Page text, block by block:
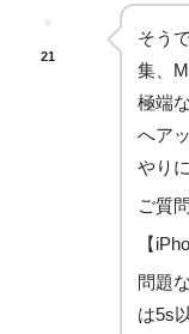
21
そう
集、
極端
へア
やり
ご質
【
問題
は5s